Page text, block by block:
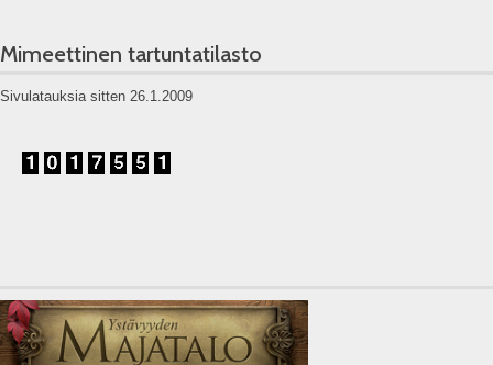
Mimeettinen tartuntatilasto
Sivulatauksia sitten 26.1.2009